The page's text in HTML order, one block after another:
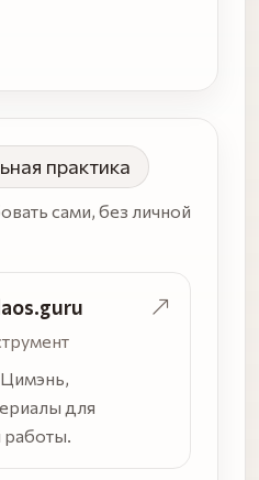
практика
сами, без личной
для